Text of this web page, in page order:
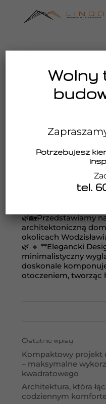
Dom na skarpie z
utworzone przez
🌿🏡Przedstawiamy
architektoniczną
okolicach
🌿 🔸 **Elegancki
minimalistyczny
doskonale
otoczeniem, tworząc
Ostatnie wpisy
Kompaktowy projekt
– maksymalne
kwadratowego
Architektura, która
codziennym
Wolny
Potrzebujesz
tel.